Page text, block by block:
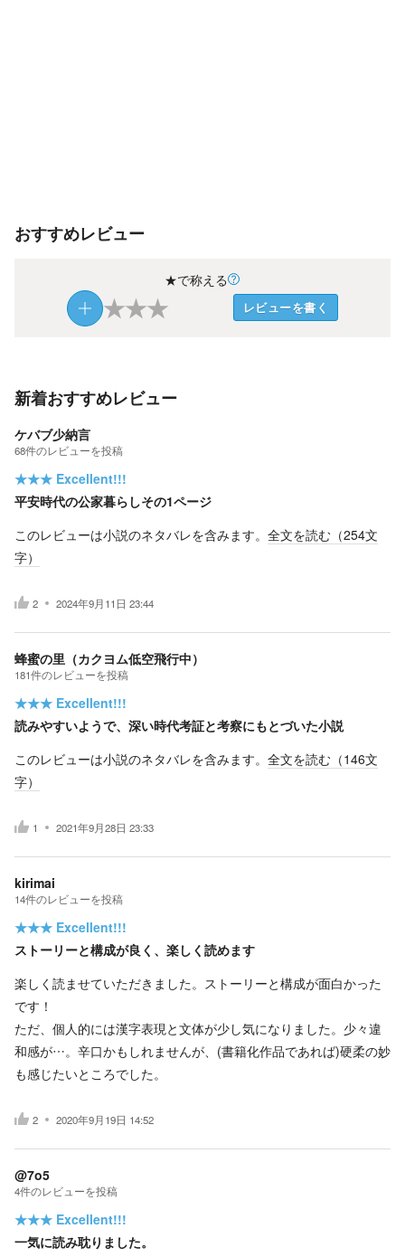
おすすめレビュー
★で称える
★★★ レビューを書く
新着おすすめレビュー
ケバブ少納言
68件のレビューを投稿
★★★ Excellent!!!
平安時代の公家暮らしその1ページ
このレビューは小説のネタバレを含みます。 全文を読む（254文
字）
2 2024年9月11日 23:44
蜂蜜の里（カクヨム低空飛行中）
181件のレビューを投稿
★★★ Excellent!!!
読みやすいようで、深い時代考証と考察にもとづいた小説
このレビューは小説のネタバレを含みます。 全文を読む（146文
字）
1 2021年9月28日 23:33
kirimai
14件のレビューを投稿
★★★ Excellent!!!
ストーリーと構成が良く、楽しく読めます
楽しく読ませていただきました。ストーリーと構成が面白かった
です！
ただ、個人的には漢字表現と文体が少し気になりました。少々違
和感が…。辛口かもしれませんが、(書籍化作品であれば)硬柔の妙
も感じたいところでした。
2 2020年9月19日 14:52
@7o5
4件のレビューを投稿
★★★ Excellent!!!
一気に読み耽りました。